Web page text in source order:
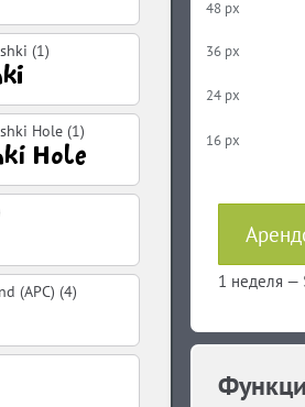
(1)
Hole (1)
(APC) (4)
48 px
36 px
24 px
16 px
1 неделя —